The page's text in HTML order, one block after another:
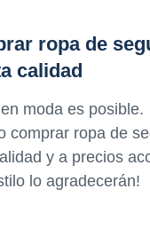
ropa de
calidad
moda es posible.
comprar ropa de
y a precios
lo agradecerán!